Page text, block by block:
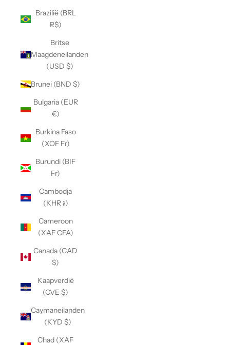
Brazilië (BRL
R$)
Britse
Maagdeneilanden
(USD $)
Brunei (BND $)
Bulgaria (EUR
€)
Burkina Faso
(XOF Fr)
Burundi (BIF
Fr)
Cambodja
(KHR ៛)
Cameroon
(XAF CFA)
Canada (CAD
$)
Kaapverdië
(CVE $)
Caymaneilanden
(KYD $)
Chad (XAF